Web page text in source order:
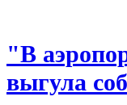
"В
выгула